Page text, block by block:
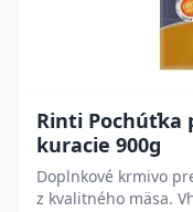
Rinti Pochúťka
kuracie 900g
Doplnkové krmivo
z kvalitného mäsa.